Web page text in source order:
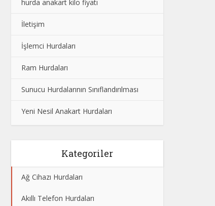
hurda anakart kilo fiyatı
İletişim
İşlemci Hurdaları
Ram Hurdaları
Sunucu Hurdalarının Sınıflandırılması
Yeni Nesil Anakart Hurdaları
Kategoriler
Ağ Cihazı Hurdaları
Akıllı Telefon Hurdaları